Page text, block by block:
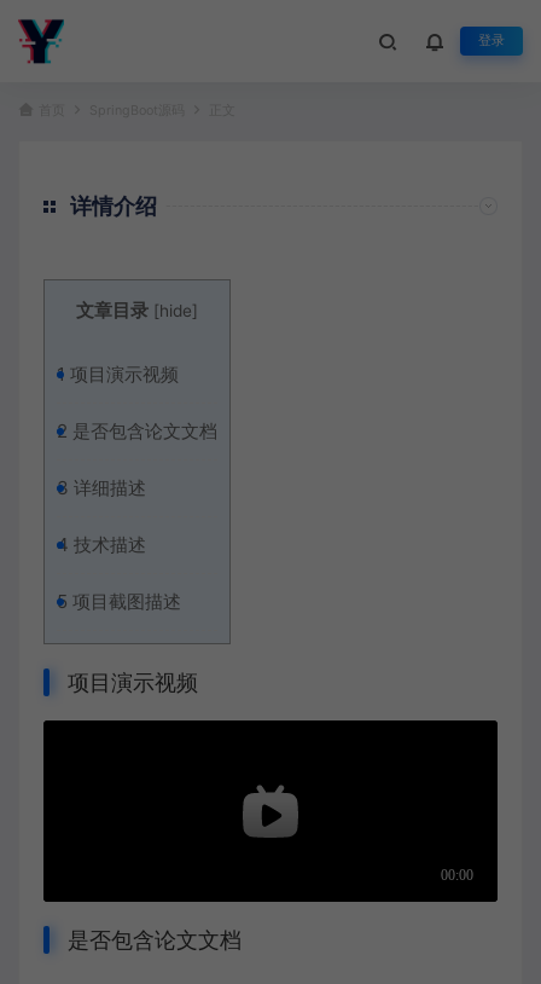
登录
详情介绍
文章目录 [hide]
1 项目演示视频
2 是否包含论文文档
3 详细描述
4 技术描述
5 项目截图描述
项目演示视频
是否包含论文文档